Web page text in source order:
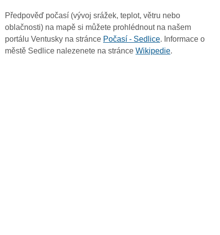
Předpověď počasí (vývoj srážek, teplot, větru nebo
oblačnosti) na mapě si můžete prohlédnout na našem
portálu Ventusky na stránce Počasí - Sedlice. Informace o
městě Sedlice nalezenete na stránce Wikipedie.